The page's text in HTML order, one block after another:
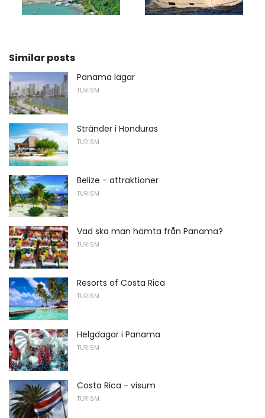
Similar posts
Panama lagar
TURISM
Stränder i Honduras
TURISM
Belize - attraktioner
TURISM
Vad ska man hämta från Panama?
TURISM
Resorts of Costa Rica
TURISM
Helgdagar i Panama
TURISM
Costa Rica - visum
TURISM